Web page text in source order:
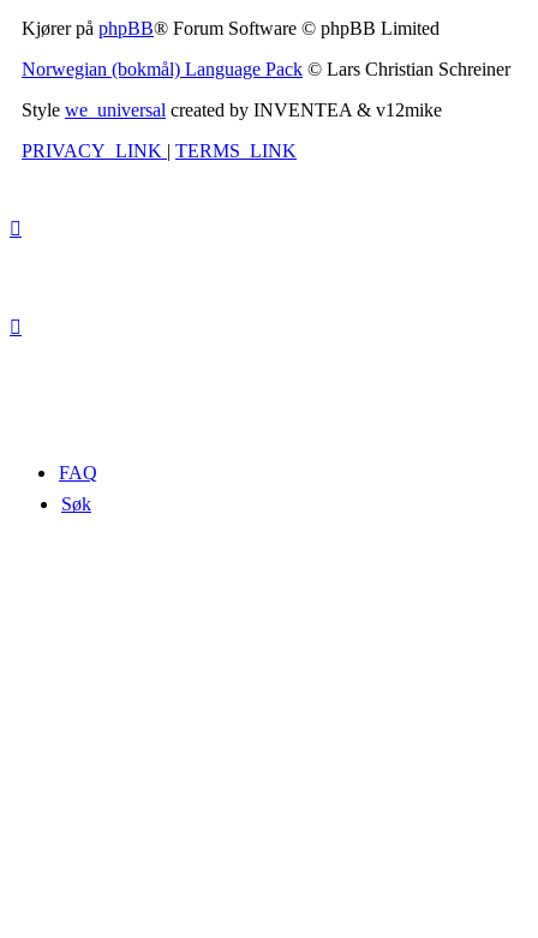
FAQ
Søk
Kjører på phpBB® Forum Software © phpBB Limited
Norwegian (bokmål) Language Pack © Lars Christian Schreiner
Style we_universal created by INVENTEA & v12mike
PRIVACY_LINK | TERMS_LINK